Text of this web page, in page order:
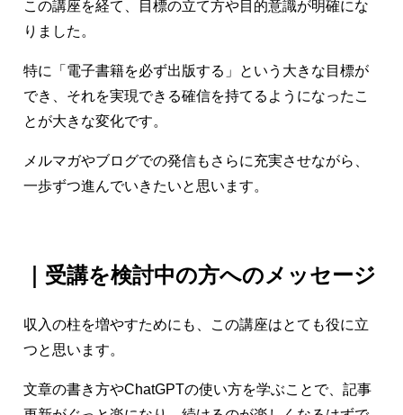
この講座を経て、目標の立て方や目的意識が明確にな
りました。
特に「電子書籍を必ず出版する」という大きな目標が
でき、それを実現できる確信を持てるようになったこ
とが大きな変化です。
メルマガやブログでの発信もさらに充実させながら、
一歩ずつ進んでいきたいと思います。
｜受講を検討中の方へのメッセージ
収入の柱を増やすためにも、この講座はとても役に立
つと思います。
文章の書き方やChatGPTの使い方を学ぶことで、記事